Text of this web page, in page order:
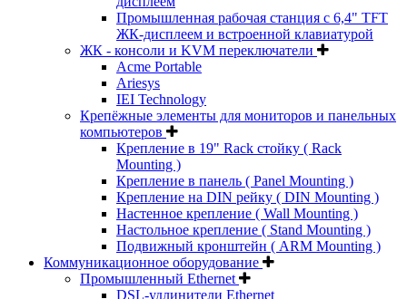
Промышленная рабочая станция с 6,4" TFT
ЖК-дисплеем и встроенной клавиатурой
ЖК - консоли и KVM переключатели
Acme Portable
Ariesys
IEI Technology
Крепёжные элементы для мониторов и панельных
компьютеров
Крепление в 19" Rack стойку ( Rack
Mounting )
Крепление в панель ( Panel Mounting )
Крепление на DIN рейку ( DIN Mounting )
Настенное крепление ( Wall Mounting )
Настольное крепление ( Stand Mounting )
Подвижный кронштейн ( ARM Mounting )
Коммуникационное оборудование
Промышленный Ethernet
DSL-удлинители Ethernet